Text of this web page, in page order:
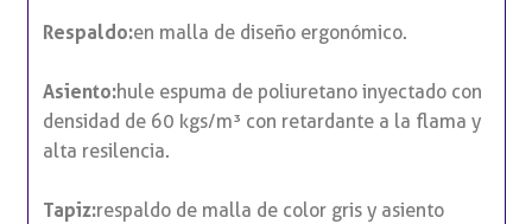
Respaldo:en malla de diseño ergonómico.
Asiento:hule espuma de poliuretano inyectado con
densidad de 60 kgs/m³ con retardante a la flama y
alta resilencia.
Tapiz:respaldo de malla de color gris y asiento